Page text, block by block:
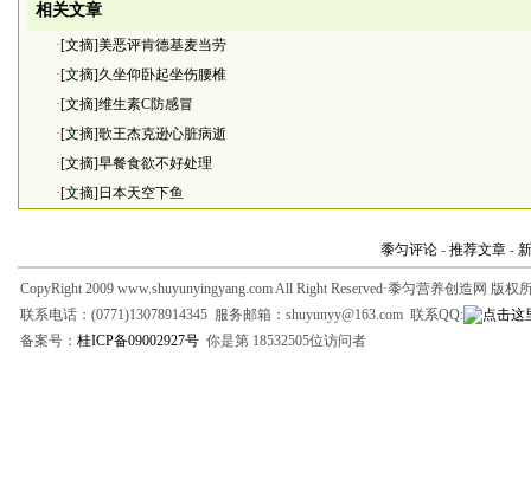
相关文章
·[文摘]美恶评肯德基麦当劳
·[文摘]久坐仰卧起坐伤腰椎
·[文摘]维生素C防感冒
·[文摘]歌王杰克逊心脏病逝
·[文摘]早餐食欲不好处理
·[文摘]日本天空下鱼
黍匀评论 - 推荐文章 -
CopyRight 2009 www.shuyunyingyang.com All Right Reserved·黍匀营养创造网 版权
联系电话：(0771)13078914345 服务邮箱：shuyunyy@163.com 联系QQ:
备案号： 桂ICP备09002927号 你是第 18532505位访问者